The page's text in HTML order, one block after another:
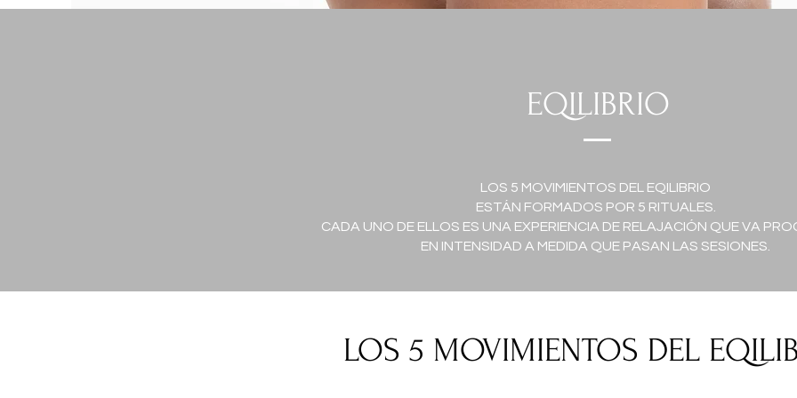
EQILIBRIO
LOS 5 MOVIMIENTOS DEL EQILIBRIO
ESTÁN FORMADOS POR 5 RITUALES.
CADA UNO DE ELLOS ES UNA EXPERIENCIA DE RELAJACIÓN QUE VA
EN INTENSIDAD A MEDIDA QUE PASAN LAS SESIONES.
LOS 5 MOVIMIENTOS DEL